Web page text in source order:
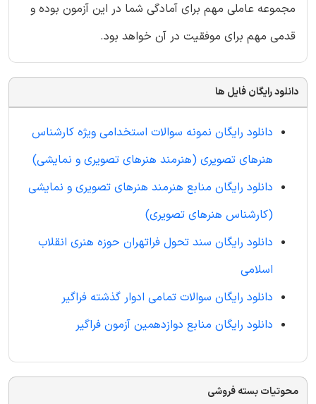
مجموعه عاملی مهم برای آمادگی شما در این آزمون بوده و
قدمی مهم برای موفقیت در آن خواهد بود.
دانلود رایگان فایل ها
دانلود رایگان نمونه سوالات استخدامی ویژه کارشناس
هنرهای تصویری (هنرمند هنرهای تصویری و نمایشی)
دانلود رایگان منابع هنرمند هنرهای تصویری و نمایشی
(کارشناس هنرهای تصویری)
دانلود رایگان سند تحول فراتهران حوزه هنری انقلاب
اسلامی
دانلود رایگان سوالات تمامی ادوار گذشته فراگیر
دانلود رایگان منابع دوازدهمین آزمون فراگیر
محوتیات بسته فروشی